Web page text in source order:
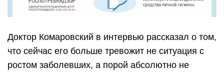
Доктор Комаровский в интервью рассказал о том,
что сейчас его больше тревожит не ситуация с
ростом заболевших, а порой абсолютно не